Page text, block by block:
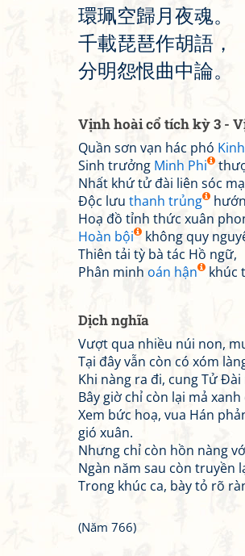
環珮空歸 月 夜魂。
千載琵琶作胡語 ，
分明怨恨曲中論。
Vịnh hoài cổ tích kỳ 3 -
Quần sơn vạn hác phó
Sinh trưởng Minh Phi
Nhất khứ tử đài liên sóc
Độc lưu thanh trủng
Hoạ đồ tỉnh thức xuân
Hoàn bội
không quy
Thiên tải tỳ bà tác Hồ ngữ,
Phân minh oán hận khúc
Dịch nghĩa
Vượt qua nhiều núi non,
Tại đây vẫn còn có xóm
Khi nàng ra đi, cung Tử
Bây giờ chỉ còn lại mả
Xem bức hoạ, vua Hán
gió xuân.
Nhưng chỉ còn hồn nàng
Ngàn năm sau còn truyền
Trong khúc ca, bày tỏ rõ
(Năm 766)